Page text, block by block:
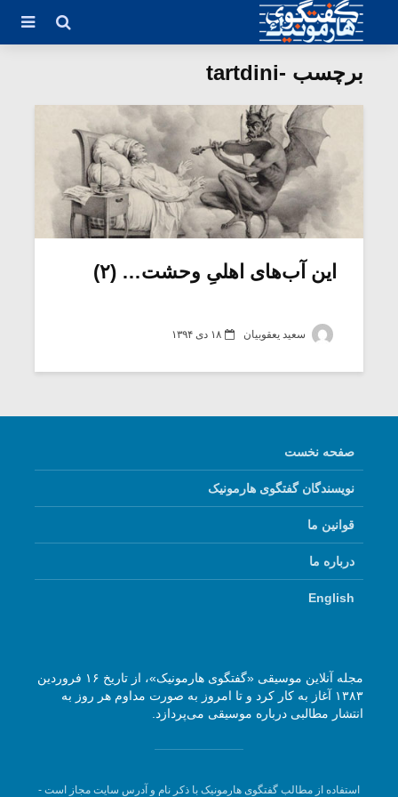
برچسب -tartdini
این آب‌های اهلیِ وحشت… (۲)
سعید یعقوبیان ۱۸ دی ۱۳۹۴
صفحه نخست
نویسندگان گفتگوی هارمونیک
قوانین ما
درباره ما
English
مجله آنلاین موسیقی «گفتگوی هارمونیک»، از تاریخ ۱۶ فروردین
۱۳۸۳ آغاز به کار کرد و تا امروز به صورت مداوم هر روز به
انتشار مطالبی درباره موسیقی می‌پردازد.
استفاده از مطالب گفتگوی هارمونیک با ذکر نام و آدرس سایت مجاز است -